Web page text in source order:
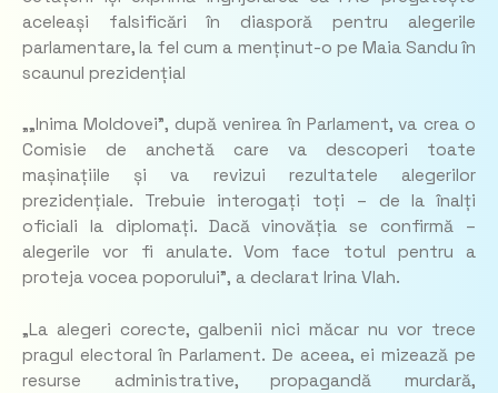
aceleași falsificări în diasporă pentru alegerile
parlamentare, la fel cum a menținut-o pe Maia Sandu în
scaunul prezidențial
„„Inima Moldovei”, după venirea în Parlament, va crea o
Comisie de anchetă care va descoperi toate
mașinațiile și va revizui rezultatele alegerilor
prezidențiale. Trebuie interogați toți – de la înalți
oficiali la diplomați. Dacă vinovăția se confirmă –
alegerile vor fi anulate. Vom face totul pentru a
proteja vocea poporului”, a declarat Irina Vlah.
„La alegeri corecte, galbenii nici măcar nu vor trece
pragul electoral în Parlament. De aceea, ei mizează pe
resurse administrative, propagandă murdară,